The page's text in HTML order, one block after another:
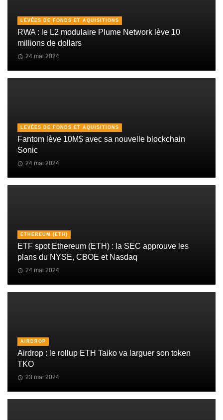
LEVÉES DE FONDS ET AQUISITIONS
RWA : le L2 modulaire Plume Network lève 10
millions de dollars
24 mai 2024
LEVÉES DE FONDS ET AQUISITIONS
Fantom lève 10M$ avec sa nouvelle blockchain
Sonic
24 mai 2024
ETHEREUM (ETH)
ETF spot Ethereum (ETH) : la SEC approuve les
plans du NYSE, CBOE et Nasdaq
24 mai 2024
AIRDROP
Airdrop : le rollup ETH Taiko va larguer son token
TKO
23 mai 2024